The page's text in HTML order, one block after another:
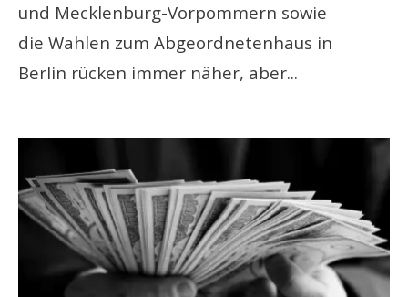
und Mecklenburg-Vorpommern sowie
die Wahlen zum Abgeordnetenhaus in
Berlin rücken immer näher, aber...